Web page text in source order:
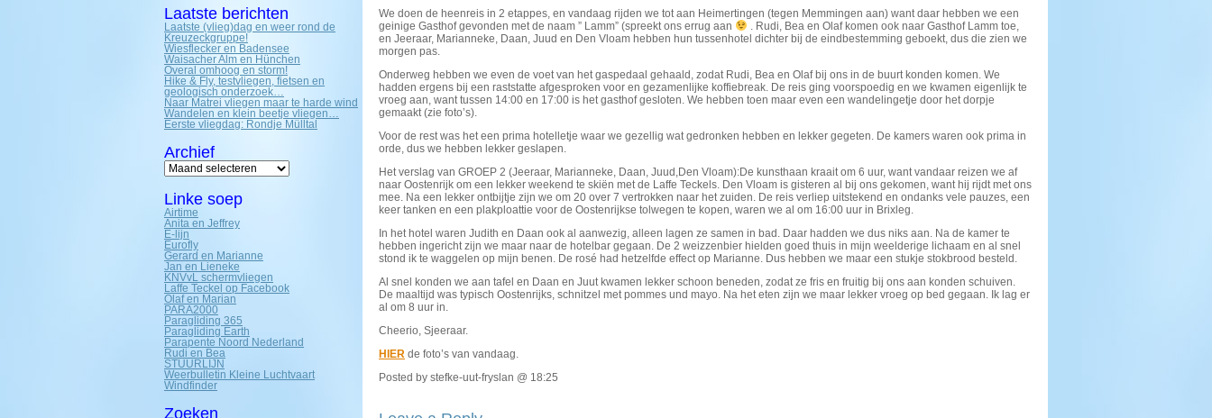
Laatste berichten
Laatste (vlieg)dag en weer rond de
Kreuzeckgruppe!
Wiesflecker en Badensee
Waisacher Alm en Hünchen
Overal omhoog en storm!
Hike & Fly, testvliegen, fietsen en
geologisch onderzoek…
Naar Matrei vliegen maar te harde wind
Wandelen en klein beetje vliegen…
Eerste vliegdag: Rondje Mülltal
Archief
Archief
Linke soep
Airtime
Anita en Jeffrey
E-lijn
Eurofly
Gerard en Marianne
Jan en Lieneke
KNVvL schermvliegen
Laffe Teckel op Facebook
Olaf en Marian
PARA2000
Paragliding 365
Paragliding Earth
Parapente Noord Nederland
Rudi en Bea
STUURLIJN
Weerbulletin Kleine Luchtvaart
Windfinder
Zoeken
We doen de heenreis in 2 etappes, en vandaag rijden we tot aan Heimertingen (tegen Memmingen aan) want daar hebben we een
geinige Gasthof gevonden met de naam ” Lamm” (spreekt ons errug aan
. Rudi, Bea en Olaf komen ook naar Gasthof Lamm toe,
en Jeeraar, Marianneke, Daan, Juud en Den Vloam hebben hun tussenhotel dichter bij de eindbestemming geboekt, dus die zien we
morgen pas.
Onderweg hebben we even de voet van het gaspedaal gehaald, zodat Rudi, Bea en Olaf bij ons in de buurt konden komen. We
hadden ergens bij een raststatte afgesproken voor en gezamenlijke koffiebreak. De reis ging voorspoedig en we kwamen eigenlijk te
vroeg aan, want tussen 14:00 en 17:00 is het gasthof gesloten. We hebben toen maar even een wandelingetje door het dorpje
gemaakt (zie foto’s).
Voor de rest was het een prima hotelletje waar we gezellig wat gedronken hebben en lekker gegeten. De kamers waren ook prima in
orde, dus we hebben lekker geslapen.
Het verslag van GROEP 2 (Jeeraar, Marianneke, Daan, Juud,Den Vloam):De kunsthaan kraait om 6 uur, want vandaar reizen we af
naar Oostenrijk om een lekker weekend te skiën met de Laffe Teckels. Den Vloam is gisteren al bij ons gekomen, want hij rijdt met ons
mee. Na een lekker ontbijtje zijn we om 20 over 7 vertrokken naar het zuiden. De reis verliep uitstekend en ondanks vele pauzes, een
keer tanken en een plakploattie voor de Oostenrijkse tolwegen te kopen, waren we al om 16:00 uur in Brixleg.
In het hotel waren Judith en Daan ook al aanwezig, alleen lagen ze samen in bad. Daar hadden we dus niks aan. Na de kamer te
hebben ingericht zijn we maar naar de hotelbar gegaan. De 2 weizzenbier hielden goed thuis in mijn weelderige lichaam en al snel
stond ik te waggelen op mijn benen. De rosé had hetzelfde effect op Marianne. Dus hebben we maar een stukje stokbrood besteld.
Al snel konden we aan tafel en Daan en Juut kwamen lekker schoon beneden, zodat ze fris en fruitig bij ons aan konden schuiven.
De maaltijd was typisch Oostenrijks, schnitzel met pommes und mayo. Na het eten zijn we maar lekker vroeg op bed gegaan. Ik lag er
al om 8 uur in.
Cheerio, Sjeeraar.
HIER de foto’s van vandaag.
Posted by stefke-uut-fryslan @ 18:25